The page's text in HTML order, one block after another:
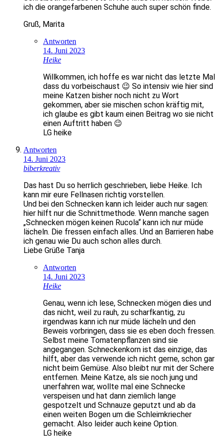
ich die orangefarbenen Schuhe auch super schön finde.
Gruß, Marita
Antworten
14. Juni 2023
Heike
Willkommen, ich hoffe es war nicht das letzte Mal
dass du vorbeischaust 😉 So intensiv wie hier sind
meine Katzen bisher noch nicht zu Wort
gekommen, aber sie mischen schon kräftig mit,
ich glaube es gibt kaum einen Beitrag wo sie nicht
einen Auftritt haben 😉
LG heike
Antworten
14. Juni 2023
biberkreativ
Das hast Du so herrlich geschrieben, liebe Heike. Ich
kann mir eure Fellnasen richtig vorstellen.
Und bei den Schnecken kann ich leider auch nur sagen:
hier hilft nur die Schnittmethode. Wenn manche sagen
„Schnecken mögen keinen Rucola“ kann ich nur müde
lächeln. Die fressen einfach alles. Und an Barrieren habe
ich genau wie Du auch schon alles durch.
Liebe Grüße Tanja
Antworten
14. Juni 2023
Heike
Genau, wenn ich lese, Schnecken mögen dies und
das nicht, weil zu rauh, zu scharfkantig, zu
irgendwas kann ich nur müde lächeln und den
Beweis vorbringen, dass sie es eben doch fressen.
Selbst meine Tomatenpflanzen sind sie
angegangen. Schneckenkorn ist das einzige, das
hilft, aber das verwende ich nicht gerne, schon gar
nicht beim Gemüse. Also bleibt nur mit der Schere
entfernen. Meine Katze, als sie noch jung und
unerfahren war, wollte mal eine Schnecke
verspeisen und hat dann ziemlich lange
gespotzelt und Schnauze geputzt und ab da
einen weiten Bogen um die Schleimkriecher
gemacht. Also leider auch keine Option.
LG heike